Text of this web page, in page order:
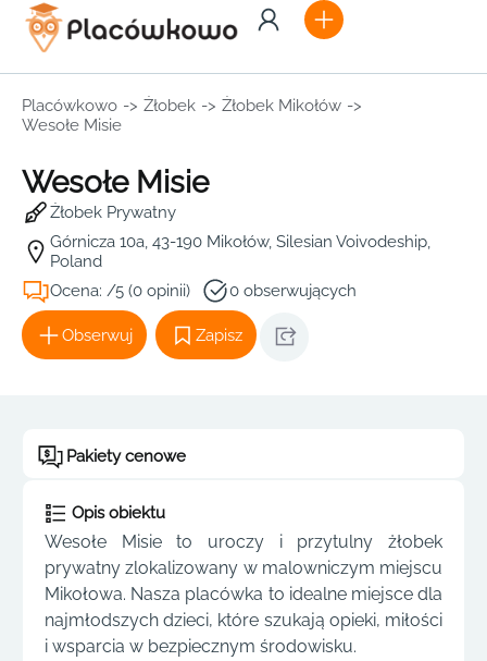
Placówkowo -> Żłobek -> Żłobek Mikołów ->
Wesołe Misie
Wesołe Misie
Żłobek Prywatny
Górnicza 10a, 43-190 Mikołów, Silesian Voivodeship,
Poland
Ocena: /5 (0 opinii)
0 obserwujących
Obserwuj Zapisz
Pakiety cenowe
Opis obiektu
Wesołe Misie to uroczy i przytulny żłobek
prywatny zlokalizowany w malowniczym miejscu
Mikołowa. Nasza placówka to idealne miejsce dla
najmłodszych dzieci, które szukają opieki, miłości
i wsparcia w bezpiecznym środowisku.